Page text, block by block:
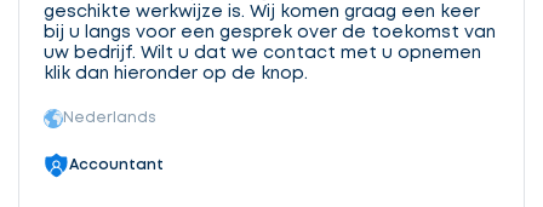
geschikte werkwijze is. Wij komen graag een keer
bij u langs voor een gesprek over de toekomst van
uw bedrijf. Wilt u dat we contact met u opnemen
klik dan hieronder op de knop.
Nederlands
Accountant